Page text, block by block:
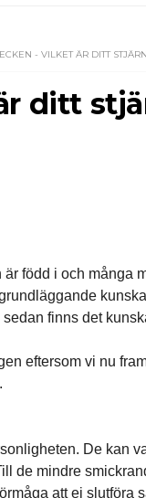
- VILKET ÄR DITT
ditt
är född i och många
finns det
eftersom vi nu
De kan
de mindre
att ej slutföra